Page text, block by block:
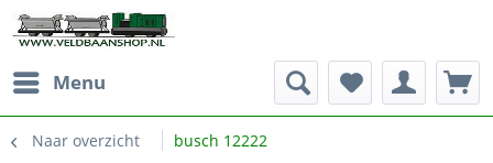
Menu
Naar overzicht busch 12222